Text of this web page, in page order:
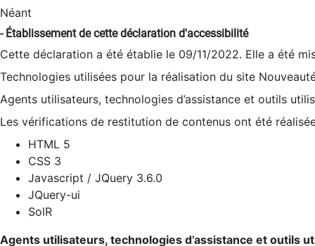
Néant
- Établissement de cette déclaration d'accessibilité
Cette déclaration a été établie le 09/11/2022. Elle a été
Technologies utilisées pour la réalisation du site
Agents utilisateurs, technologies d’assistance et outils
Les vérifications de restitution de contenus ont été
HTML 5
CSS 3
Javascript / JQuery 3.6.0
JQuery-ui
SolR
Agents utilisateurs, technologies d’assistance et outils